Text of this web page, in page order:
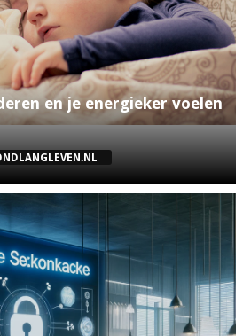
en je energieker voelen